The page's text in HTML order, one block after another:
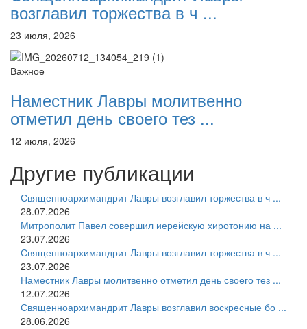
возглавил торжества в ч ...
23 июля, 2026
Важное
Наместник Лавры молитвенно
отметил день своего тез ...
12 июля, 2026
Другие публикации
Священноархимандрит Лавры возглавил торжества в ч ...
28.07.2026
Митрополит Павел совершил иерейскую хиротонию на ...
23.07.2026
Священноархимандрит Лавры возглавил торжества в ч ...
23.07.2026
Наместник Лавры молитвенно отметил день своего тез ...
12.07.2026
Священноархимандрит Лавры возглавил воскресные бо ...
28.06.2026